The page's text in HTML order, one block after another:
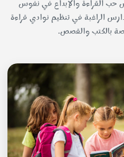
حب القراءة والإبداع في نفوس
الراغبة في تنظيم نوادي قراءة
بالكتب والقصص.